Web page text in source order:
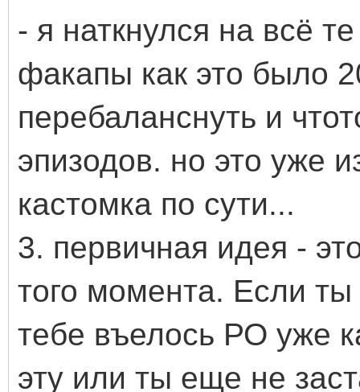
- я наткнулся на всё
факапы как это было
перебаланснуть и
эпизодов. но это уже
кастомка по сути...
3. первичная идея -
того момента. Если ты
тебе въелось РО уже
эту или ты еще не